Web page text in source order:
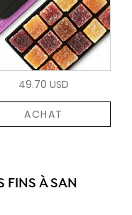
49.70 USD
ACHAT
FINS À SAN